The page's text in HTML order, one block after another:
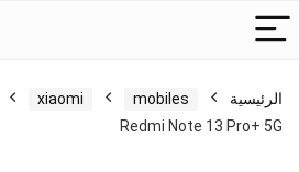
الرئيسية mobiles
xiaomi
Redmi Note 13 Pro+ 5G